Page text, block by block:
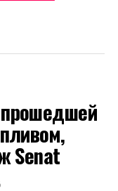
Senat